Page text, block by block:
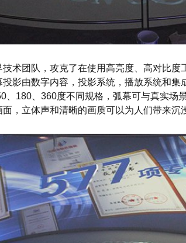
技术团队，攻克了在使用高亮度、高对比度
影由数字内容，投影系统，播放系统和集
、180、360度不同规格，弧幕可与真实场
，立体声和清晰的画质可以为人们带来沉